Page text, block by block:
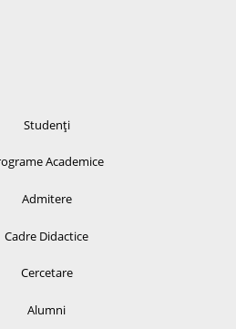
Studenți
Academice
Admitere
Cadre Didactice
Cercetare
Alumni